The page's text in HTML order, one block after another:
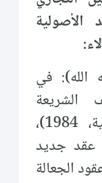
الأصولية
الله): في
الشريعة
الإسلامية منه" (الطبعة الثانية، 1984)،
عقد جديد
الجعالة